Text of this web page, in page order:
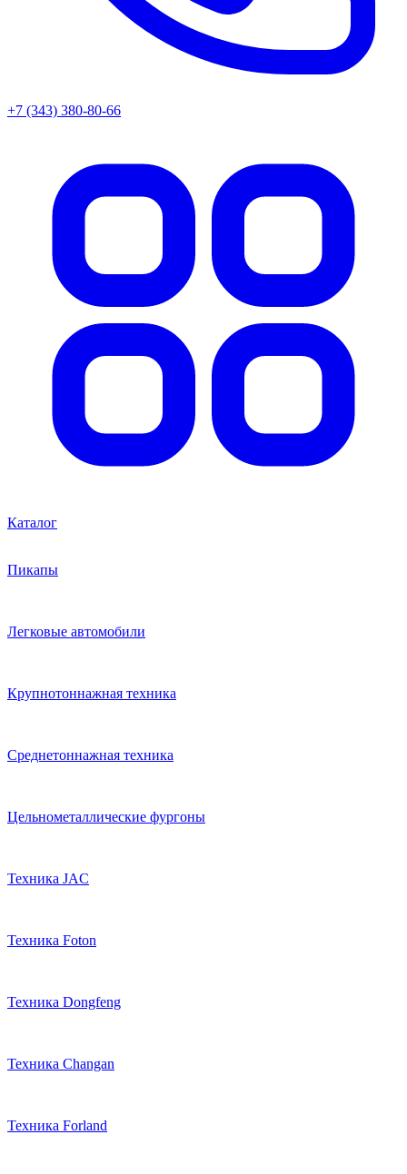
+7 (343) 380-80-66
Каталог
Пикапы
Легковые автомобили
Крупнотоннажная техника
Среднетоннажная техника
Цельнометаллические фургоны
Техника JAC
Техника Foton
Техника Dongfeng
Техника Changan
Техника Forland